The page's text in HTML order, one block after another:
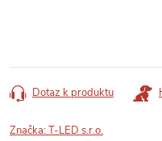
Dotaz k produktu
Značka:T-LED s.r.o.